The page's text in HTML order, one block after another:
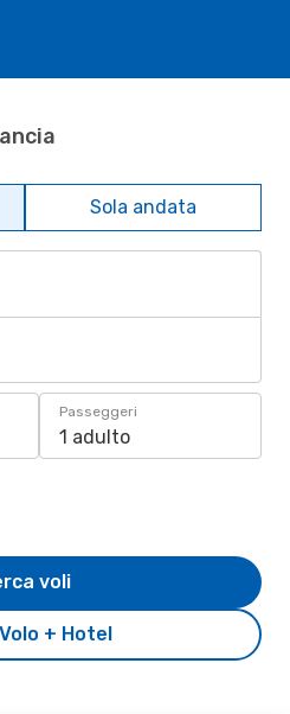
Sola andata
Passeggeri
1 adulto
+ Hotel
voli